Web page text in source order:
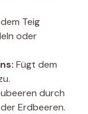
Teig
oder
Fügt dem
durch
Erdbeeren.